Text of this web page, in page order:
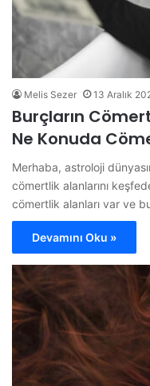
Melis Sezer 13 Aralık
Burçların
Ne Konuda
Merhaba, astroloji
cömertlik alanlarını
cömertlik alanları var ve
Devamını Oku »